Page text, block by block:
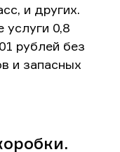
и других.
услуги 0,8
рублей без
и запасных